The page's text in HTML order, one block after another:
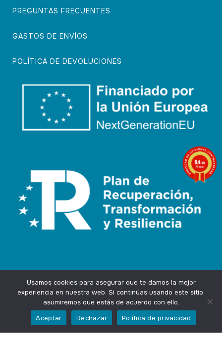
PREGUNTAS FRECUENTES
GASTOS DE ENVÍOS
POLÍTICA DE DEVOLUCIONES
Design byAgencia Marketing OnlineIngenium.Marketing
Privacidad
Usamos cookies para asegurar que te damos la mejor
experiencia en nuestra web. Si continúas usando este sitio,
asumiremos que estás de acuerdo con ello.
Aceptar
Rechazar Política de privacidad
9.4/10
74 notas